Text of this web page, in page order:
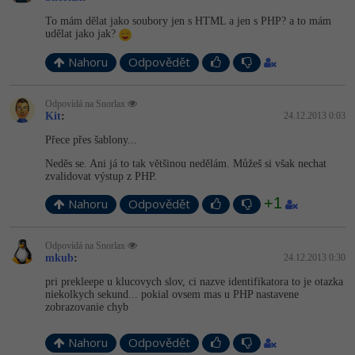
Windows
Linux
Sítě
Kybernetická bezpečnost
Elektronický podpis
Fórum
Fórum
To mám dělat jako soubory jen s HTML a jen s PHP? a to mám
udělat jako jak?
Nahoru Odpovědět
Odpovídá na Snorlax
Kit: 24.12.2013 0:03
Přece přes šablony...
Neděs se. Ani já to tak většinou nedělám. Můžeš si však nechat
zvalidovat výstup z PHP.
Nahoru Odpovědět +1
Odpovídá na Snorlax
mkub: 24.12.2013 0:30
pri prekleepe u klucovych slov, ci nazve identifikatora to je otazka
niekolkych sekund... pokial ovsem mas u PHP nastavene
zobrazovanie chyb
Nahoru Odpovědět